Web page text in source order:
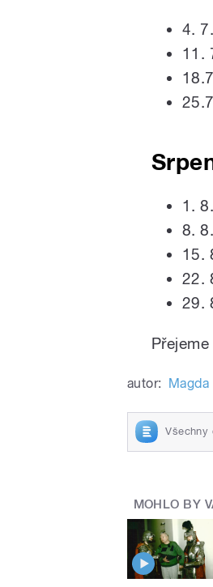
4.
11.
1.
8.
15.
22.
29.
autor: Magda
Všechny
MOHLO BY